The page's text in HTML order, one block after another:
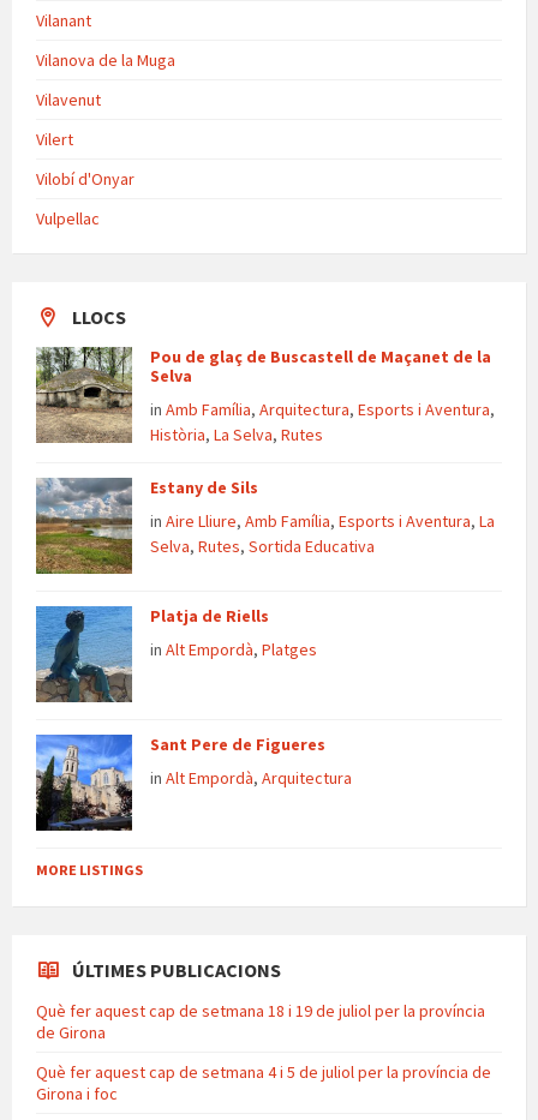
Vilanant
Vilanova de la Muga
Vilavenut
Vilert
Vilobí d'Onyar
Vulpellac
LLOCS
Pou de glaç de Buscastell de Maçanet de la
Selva
in Amb Família, Arquitectura, Esports i Aventura,
Història, La Selva, Rutes
Estany de Sils
in Aire Lliure, Amb Família, Esports i Aventura, La
Selva, Rutes, Sortida Educativa
Platja de Riells
in Alt Empordà, Platges
Sant Pere de Figueres
in Alt Empordà, Arquitectura
MORE LISTINGS
ÚLTIMES PUBLICACIONS
Què fer aquest cap de setmana 18 i 19 de juliol per la província
de Girona
Què fer aquest cap de setmana 4 i 5 de juliol per la província de
Girona i foc